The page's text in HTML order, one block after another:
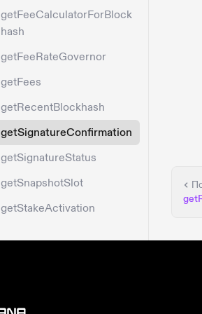
getFeeCalculatorForBlock
hash
getFeeRateGovernor
getFees
getRecentBlockhash
getSignatureConfirmation
getSignatureStatus
getSnapshotSlot
getStakeActivation